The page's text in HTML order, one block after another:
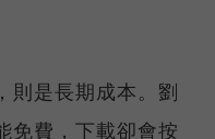
則是長期成本。劉
免費，下載卻會按